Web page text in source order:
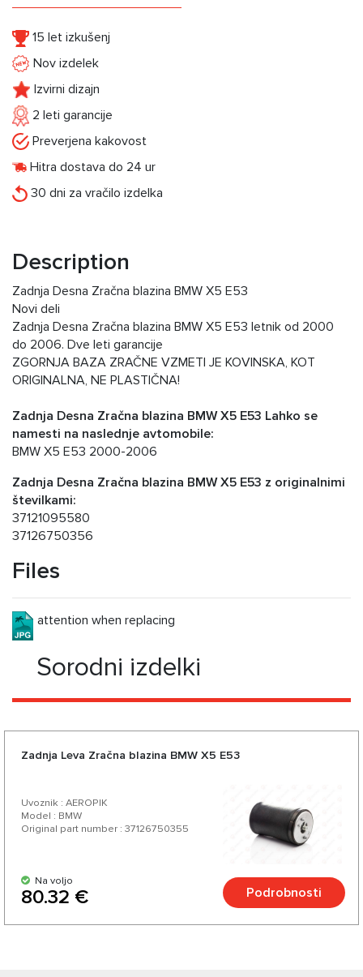
15 let izkušenj
Nov izdelek
Izvirni dizajn
2 leti garancije
Preverjena kakovost
Hitra dostava do 24 ur
30 dni za vračilo izdelka
Description
Zadnja Desna Zračna blazina BMW X5 E53
Novi deli
Zadnja Desna Zračna blazina BMW X5 E53 letnik od 2000
do 2006. Dve leti garancije
ZGORNJA BAZA ZRAČNE VZMETI JE KOVINSKA, KOT
ORIGINALNA, NE PLASTIČNA!
Zadnja Desna Zračna blazina BMW X5 E53 Lahko se
namesti na naslednje avtomobile:
BMW X5 E53 2000-2006
Zadnja Desna Zračna blazina BMW X5 E53 z originalnimi
številkami:
37121095580
37126750356
Files
attention when replacing
Sorodni izdelki
Zadnja Leva Zračna blazina BMW X5 E53
Uvoznik : AEROPIK
Model : BMW
Original part number : 37126750355
Na voljo
80.32 € Podrobnosti